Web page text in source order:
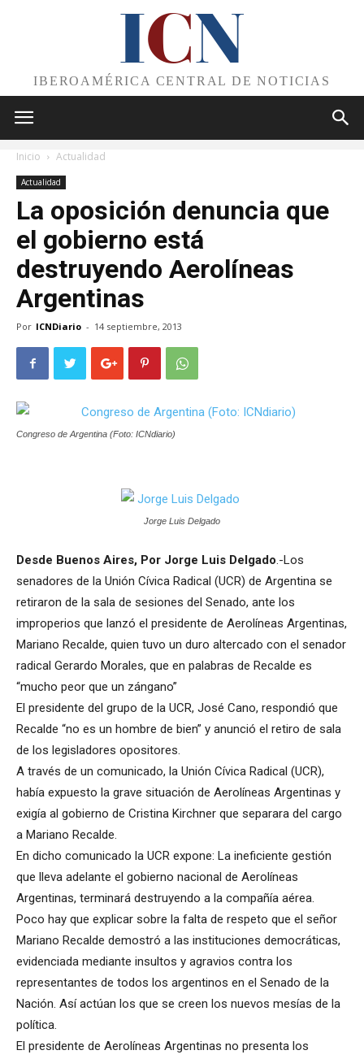
ICN
IBEROAMÉRICA CENTRAL DE NOTICIAS
Inicio Actualidad
Actualidad
La oposición denuncia que
el gobierno está
destruyendo Aerolíneas
Argentinas
Por ICNDiario - 14 septiembre, 2013
Congreso de Argentina (Foto: ICNdiario)
Jorge Luis Delgado
Desde Buenos Aires, Por Jorge Luis Delgado.-Los
senadores de la Unión Cívica Radical (UCR) de Argentina se
retiraron de la sala de sesiones del Senado, ante los
improperios que lanzó el presidente de Aerolíneas Argentinas,
Mariano Recalde, quien tuvo un duro altercado con el senador
radical Gerardo Morales, que en palabras de Recalde es
“mucho peor que un zángano”
El presidente del grupo de la UCR, José Cano, respondió que
Recalde “no es un hombre de bien” y anunció el retiro de sala
de los legisladores opositores.
A través de un comunicado, la Unión Cívica Radical (UCR),
había expuesto la grave situación de Aerolíneas Argentinas y
exigía al gobierno de Cristina Kirchner que separara del cargo
a Mariano Recalde.
En dicho comunicado la UCR expone: La ineficiente gestión
que lleva adelante el gobierno nacional de Aerolíneas
Argentinas, terminará destruyendo a la compañía aérea.
Poco hay que explicar sobre la falta de respeto que el señor
Mariano Recalde demostró a las instituciones democráticas,
evidenciada mediante insultos y agravios contra los
representantes de todos los argentinos en el Senado de la
Nación. Así actúan los que se creen los nuevos mesías de la
política.
El presidente de Aerolíneas Argentinas no presenta los